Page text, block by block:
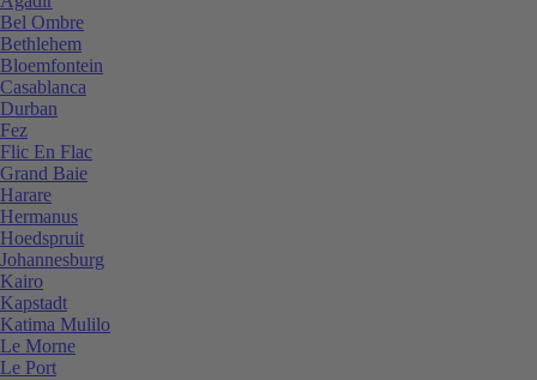
Bel Ombre
Bethlehem
Bloemfontein
Casablanca
Durban
Fez
Flic En Flac
Grand Baie
Harare
Hermanus
Hoedspruit
Johannesburg
Kairo
Kapstadt
Katima Mulilo
Le Morne
Le Port